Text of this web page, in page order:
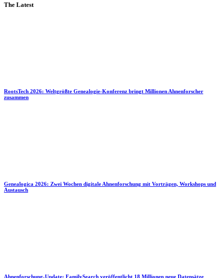
The Latest
RootsTech 2026: Weltgrößte Genealogie-Konferenz bringt Millionen Ahnenforscher
zusammen
Genealogica 2026: Zwei Wochen digitale Ahnenforschung mit Vorträgen, Workshops und
Austausch
Ahnenforschung-Update: FamilySearch veröffentlicht 18 Millionen neue Datensätze